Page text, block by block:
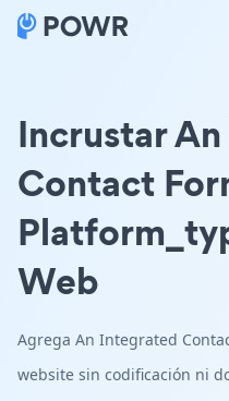
Incrustar
Contact
Web
Agrega An Integrated
website sin codificación ni